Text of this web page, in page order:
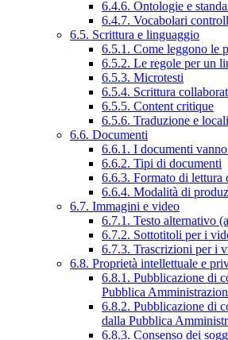
6.4.6. Ontologie e
6.4.7. Vocabolari
6.5. Scrittura e linguaggio
6.5.1. Come leggono le
6.5.2. Le regole per un
6.5.3. Microtesti
6.5.4. Scrittura
6.5.5. Content critique
6.5.6. Traduzione e
6.6. Documenti
6.6.1. I documenti
6.6.2. Tipi di documenti
6.6.3. Formato di lettura
6.6.4. Modalità di
6.7. Immagini e video
6.7.1. Testo alternativo
6.7.2. Sottotitoli per i
6.7.3. Trascrizioni per i
6.8. Proprietà intellettuale e
6.8.1. Pubblicazione di
Pubblica
6.8.2. Pubblicazione di
dalla Pubblica
6.8.3. Consenso dei